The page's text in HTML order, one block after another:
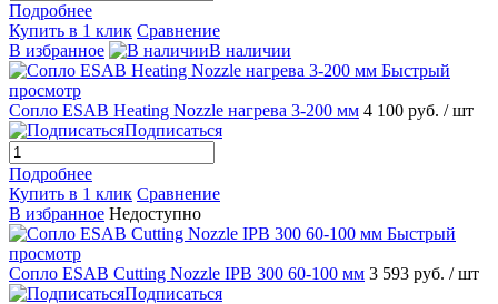
Подробнее
Купить в 1 клик Сравнение
В избранное
В наличии
Быстрый
просмотр
Сопло ESAB Heating Nozzle нагрева 3-200 мм 4 100 руб. / шт
Подписаться
Подробнее
Купить в 1 клик Сравнение
В избранное Недоступно
Быстрый
просмотр
Сопло ESAB Cutting Nozzle IPB 300 60-100 мм 3 593 руб. / шт
Подписаться